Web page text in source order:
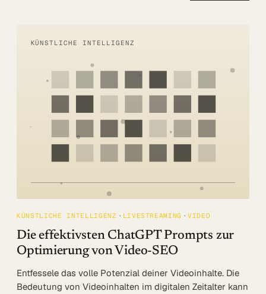
KÜNSTLICHE INTELLIGENZ
KÜNSTLICHE INTELLIGENZ LIVESTREAMING VIDEO
Die effektivsten ChatGPT Prompts zur
Optimierung von Video-SEO
Entfessele das volle Potenzial deiner Videoinhalte. Die
Bedeutung von Videoinhalten im digitalen Zeitalter kann